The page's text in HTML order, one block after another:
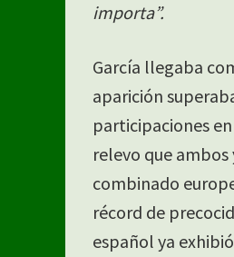
importa”.
García llegaba
aparición
participaciones
relevo que
combinado
récord de
español ya